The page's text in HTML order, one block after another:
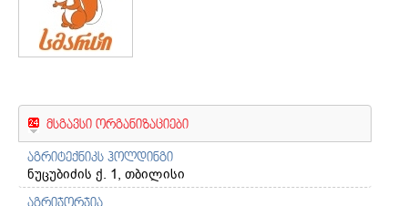
მსგავსი ორგანიზაციები
აგრიტექნიკს ჰოლდინგი
ნუცუბიძის ქ. 1, თბილისი
აგრიჯორჯია